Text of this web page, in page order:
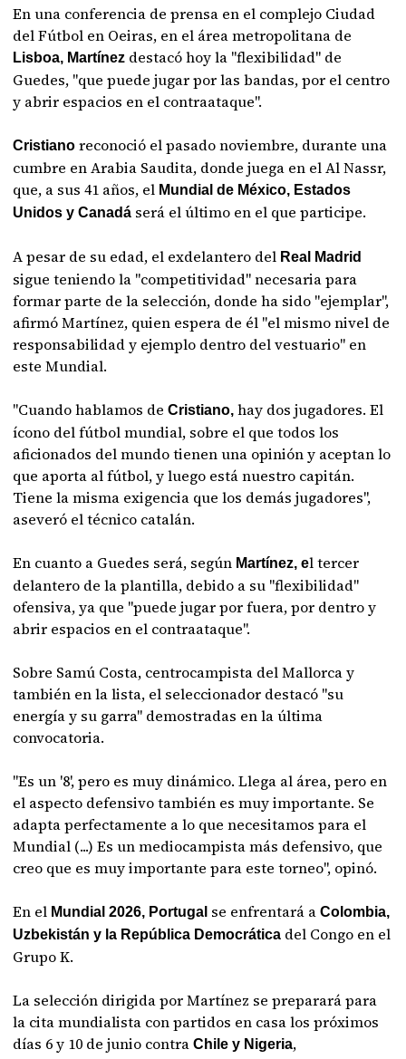
En una conferencia de prensa en el complejo Ciudad
del Fútbol en Oeiras, en el área metropolitana de
Lisboa, Martínez destacó hoy la "flexibilidad" de
Guedes, "que puede jugar por las bandas, por el centro
y abrir espacios en el contraataque".
Cristiano reconoció el pasado noviembre, durante una
cumbre en Arabia Saudita, donde juega en el Al Nassr,
que, a sus 41 años, el Mundial de México, Estados
Unidos y Canadá será el último en el que participe.
A pesar de su edad, el exdelantero del Real Madrid
sigue teniendo la "competitividad" necesaria para
formar parte de la selección, donde ha sido "ejemplar",
afirmó Martínez, quien espera de él "el mismo nivel de
responsabilidad y ejemplo dentro del vestuario" en
este Mundial.
"Cuando hablamos deCristiano, hay dos jugadores. El
ícono del fútbol mundial, sobre el que todos los
aficionados del mundo tienen una opinión y aceptan lo
que aporta al fútbol, y luego está nuestro capitán.
Tiene la misma exigencia que los demás jugadores",
aseveró el técnico catalán.
En cuanto a Guedes será, según Martínez, el tercer
delantero de la plantilla, debido a su "flexibilidad"
ofensiva, ya que "puede jugar por fuera, por dentro y
abrir espacios en el contraataque".
Sobre Samú Costa, centrocampista del Mallorca y
también en la lista, el seleccionador destacó "su
energía y su garra" demostradas en la última
convocatoria.
"Es un '8', pero es muy dinámico. Llega al área, pero en
el aspecto defensivo también es muy importante. Se
adapta perfectamente a lo que necesitamos para el
Mundial (...) Es un mediocampista más defensivo, que
creo que es muy importante para este torneo", opinó.
En el Mundial 2026, Portugal se enfrentará aColombia,
Uzbekistán y la República Democrática del Congo en el
Grupo K.
La selección dirigida por Martínez se preparará para
la cita mundialista con partidos en casa los próximos
días 6 y 10 de junio contraChile y Nigeria,